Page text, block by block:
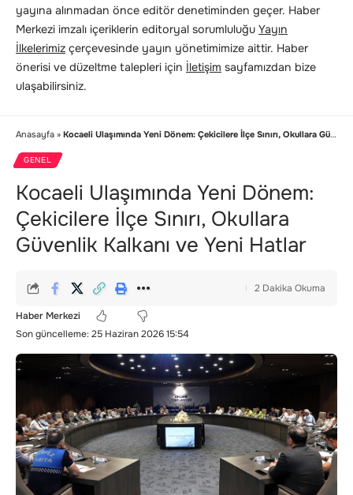
yayına alınmadan önce editör denetiminden geçer. Haber
Merkezi imzalı içeriklerin editoryal sorumluluğu Yayın
İlkelerimiz çerçevesinde yayın yönetimimize aittir. Haber
önerisi ve düzeltme talepleri için İletişim sayfamızdan bize
ulaşabilirsiniz.
Anasayfa » Kocaeli Ulaşımında Yeni Dönem: Çekicilere İlçe Sınırı, Okullara Güvenlik Kalkanı ve Yeni Hatlar
GENEL
Kocaeli Ulaşımında Yeni Dönem:
Çekicilere İlçe Sınırı, Okullara
Güvenlik Kalkanı ve Yeni Hatlar
Son güncelleme: 25 Haziran 2026 15:54
Haber Merkezi
2 Dakika Okuma